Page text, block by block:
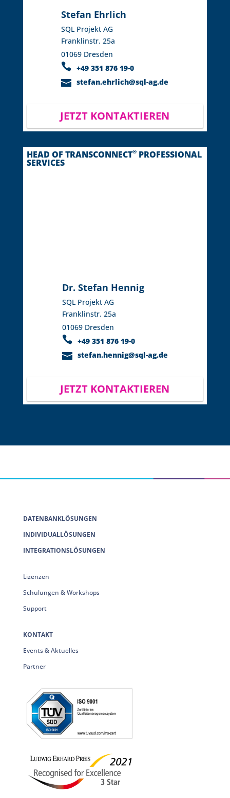
Stefan Ehrlich
SQL Projekt AG
Franklinstr. 25a
01069 Dresden
+49 351 876 19-0
stefan.ehrlich@sql-ag.de
JETZT KONTAKTIEREN
HEAD OF TRANSCONNECT®PROFESSIONAL
SERVICES
Dr. Stefan Hennig
SQL Projekt AG
Franklinstr. 25a
01069 Dresden
+49 351 876 19-0
stefan.hennig@sql-ag.de
JETZT KONTAKTIEREN
DATENBANKLÖSUNGEN
INDIVIDUALLÖSUNGEN
INTEGRATIONSLÖSUNGEN
Lizenzen
Schulungen & Workshops
Support
KONTAKT
Events & Aktuelles
Partner